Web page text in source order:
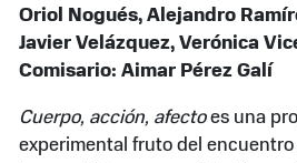
Oriol Nogués, Alejandro
Javier Velázquez, Verónica
Comisario: Aimar Pérez Galí
Cuerpo, acción, afectoes una
experimental fruto del